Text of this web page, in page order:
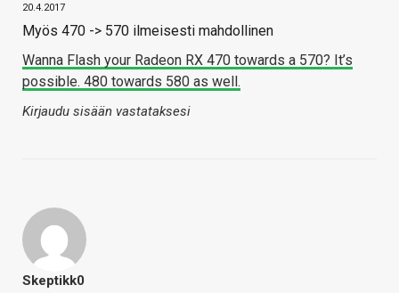
20.4.2017
Myös 470 -> 570 ilmeisesti mahdollinen
Wanna Flash your Radeon RX 470 towards a 570? It’s
possible. 480 towards 580 as well.
Kirjaudu sisään vastataksesi
Skeptikk0